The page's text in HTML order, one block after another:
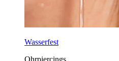
Wasserfest
Ohrpiercings